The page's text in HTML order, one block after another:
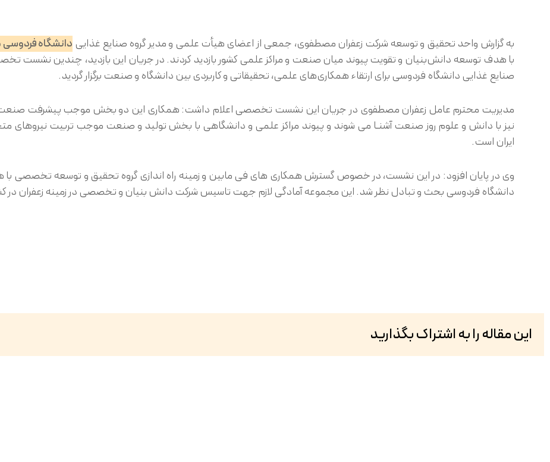
به گزارش واحد تحقیق و توسعه شرکت زعفران مصطفوی، جمعی از اعضای هیأت علمی و مدیر گروه صنایع غذایی دانشگاه
با هدف توسعه دانش‌بنیان و تقویت پیوند میان صنعت و مراکز علمی کشور بازدید کردند. در جریان این بازدید، چندین نشست
صنایع غذایی دانشگاه فردوسی برای ارتقاء همکاری‌های علمی، تحقیقاتی و کاربردی بین دانشگاه و صنعت برگزار گردید.
مدیریت محترم عامل زعفران مصطفوی در جریان این نشست تخصصی اعلام داشت: همكاری این دو بخش موجب پیشرفت صنعت
نیز با دانش و علوم روز صنعت آشنـا می شوند و پیوند مراكز علمی و دانشگاهی با بخش تولید و صنعت موجب تربیت نیروهای
ایران است.
وی در پایان افزود: در این نشست، در خصوص گسترش همکاری های فی مابین و زمینه راه اندازی گروه تحقیق و توسعه تخصصی
دانشگاه فردوسی بحث و تبادل نظر شد. این مجموعه آمادگی لازم جهت تاسیس شرکت دانش بنیان و تخصصی در زمینه زعفران در
این مقاله را به اشتراک بگذارید